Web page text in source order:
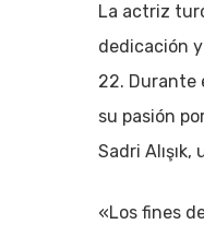
La actriz
dedicación
22. Durante
su pasión
Sadri
«Los fines